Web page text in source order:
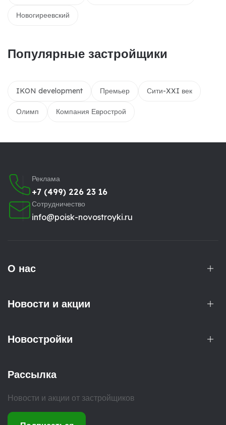
Новогиреевский
Популярные застройщики
IKON development Премьер Сити-XXI век
Олимп Компания Еврострой
Реклама
+7 (499) 226 23 16
Сотрудничество
info@poisk-novostroyki.ru
О нас
Новости и акции
Новостройки
Рассылка
Новости и акции от застройщиков